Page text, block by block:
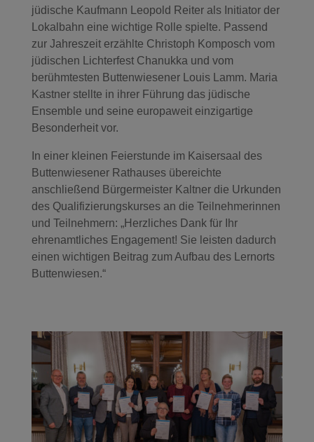
jüdische Kaufmann Leopold Reiter als Initiator der
Lokalbahn eine wichtige Rolle spielte. Passend
zur Jahreszeit erzählte Christoph Komposch vom
jüdischen Lichterfest Chanukka und vom
berühmtesten Buttenwiesener Louis Lamm. Maria
Kastner stellte in ihrer Führung das jüdische
Ensemble und seine europaweit einzigartige
Besonderheit vor.
In einer kleinen Feierstunde im Kaisersaal des
Buttenwiesener Rathauses übereichte
anschließend Bürgermeister Kaltner die Urkunden
des Qualifizierungskurses an die Teilnehmerinnen
und Teilnehmern: „Herzliches Dank für Ihr
ehrenamtliches Engagement! Sie leisten dadurch
einen wichtigen Beitrag zum Aufbau des Lernorts
Buttenwiesen.“